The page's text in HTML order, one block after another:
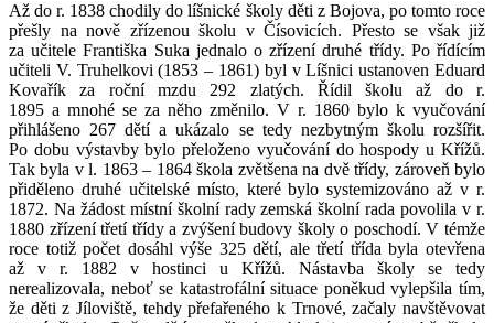
Až do r. 1838 chodily do líšnické školy děti z Bojova, po tomto roce
přešly na nově zřízenou školu v Čísovicích. Přesto se však již
za učitele Františka Suka jednalo o zřízení druhé třídy. Po řídícím
učiteli V. Truhelkovi (1853 – 1861) byl v Líšnici ustanoven Eduard
Kovařík za roční mzdu 292 zlatých. Řídil školu až do r.
1895 a mnohé se za něho změnilo. V r. 1860 bylo k vyučování
přihlášeno 267 dětí a ukázalo se tedy nezbytným školu rozšířit.
Po dobu výstavby bylo přeloženo vyučování do hospody u Křížů.
Tak byla v l. 1863 – 1864 škola zvětšena na dvě třídy, zároveň bylo
přiděleno druhé učitelské místo, které bylo systemizováno až v r.
1872. Na žádost místní školní rady zemská školní rada povolila v r.
1880 zřízení třetí třídy a zvýšení budovy školy o poschodí. V témže
roce totiž počet dosáhl výše 325 dětí, ale třetí třída byla otevřena
až v r. 1882 v hostinci u Křížů. Nástavba školy se tedy
nerealizovala, neboť se katastrofální situace poněkud vylepšila tím,
že děti z Jíloviště, tehdy přefařeného k Trnové, začaly navštěvovat